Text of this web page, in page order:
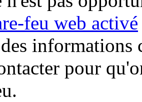
feu web activé
informations
pour